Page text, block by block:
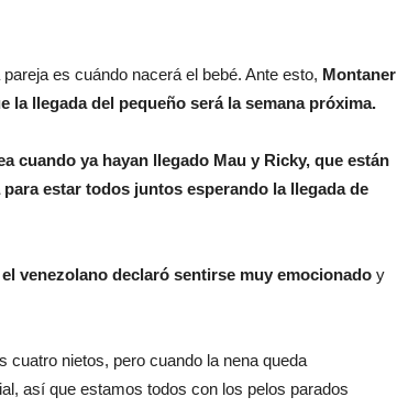
es cuándo nacerá el bebé. Ante esto, Montaner
la llegada del pequeño será la semana próxima.
cuando ya hayan llegado Mau y Ricky, que están
estar todos juntos esperando la llegada de
el venezolano declaró sentirse muy emocionado y
cuatro nietos, pero cuando la nena queda
así que estamos todos con los pelos parados